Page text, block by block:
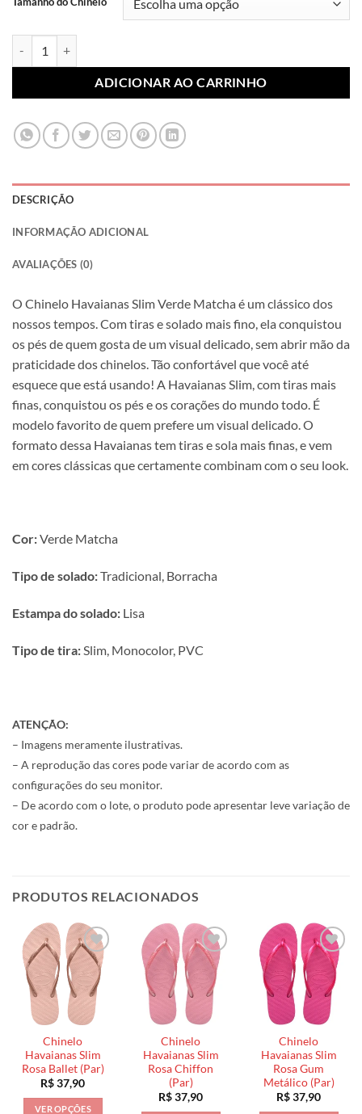
ADICIONAR AO CARRINHO
DESCRIÇÃO
INFORMAÇÃO ADICIONAL
AVALIAÇÕES (0)
O Chinelo Havaianas Slim Verde Matcha é um clássico dos
nossos tempos. Com tiras e solado mais fino, ela conquistou
os pés de quem gosta de um visual delicado, sem abrir mão da
praticidade dos chinelos. Tão confortável que você até
esquece que está usando! A Havaianas Slim, com tiras mais
finas, conquistou os pés e os corações do mundo todo. É
modelo favorito de quem prefere um visual delicado. O
formato dessa Havaianas tem tiras e sola mais finas, e vem
em cores clássicas que certamente combinam com o seu look.
Cor:Verde Matcha
Tipo de solado:Tradicional, Borracha
Estampa do solado: Lisa
Tipo de tira:Slim, Monocolor, PVC
ATENÇÃO:
– Imagens meramente ilustrativas.
– A reprodução das cores pode variar de acordo com as
configurações do seu monitor.
– De acordo com o lote, o produto pode apresentar leve variação de
cor e padrão.
PRODUTOS RELACIONADOS
Chinelo
Havaianas Slim
Rosa Ballet (Par)
R$37,90
VER OPÇÕES
Chinelo
Havaianas Slim
Rosa Chiffon
(Par)
R$37,90
Chinelo
Havaianas Slim
Rosa Gum
Metálico (Par)
R$37,90